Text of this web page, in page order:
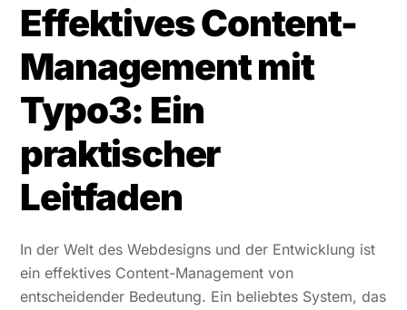
Effektives Content-
Management mit
Typo3: Ein
praktischer
Leitfaden
In der Welt des Webdesigns und der Entwicklung ist
ein effektives Content-Management von
entscheidender Bedeutung. Ein beliebtes System, das